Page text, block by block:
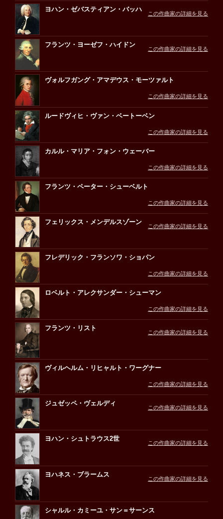
ヨハン・ゼバスティアン・バッハ
この作曲家の詳細を見る
フランツ・ヨーゼフ・ハイドン
この作曲家の詳細を見る
ヴォルフガング・アマデウス・モーツァルト
この作曲家の詳細を見る
ルードヴィヒ・ヴァン・ベートーベン
この作曲家の詳細を見る
カルル・マリア・フォン・ウェーバー
この作曲家の詳細を見る
フランツ・ペーター・シューベルト
この作曲家の詳細を見る
フェリックス・メンデルスゾーン
この作曲家の詳細を見る
フレデリック・フランソワ・ショパン
この作曲家の詳細を見る
ロベルト・アレクサンダー・シューマン
この作曲家の詳細を見る
フランツ・リスト
この作曲家の詳細を見る
ヴィルヘルム・リヒャルト・ワーグナー
この作曲家の詳細を見る
ジュゼッペ・ヴェルディ
この作曲家の詳細を見る
ヨハン・シュトラウス2世
この作曲家の詳細を見る
ヨハネス・ブラームス
この作曲家の詳細を見る
シャルル・カミーユ・サン＝サーンス